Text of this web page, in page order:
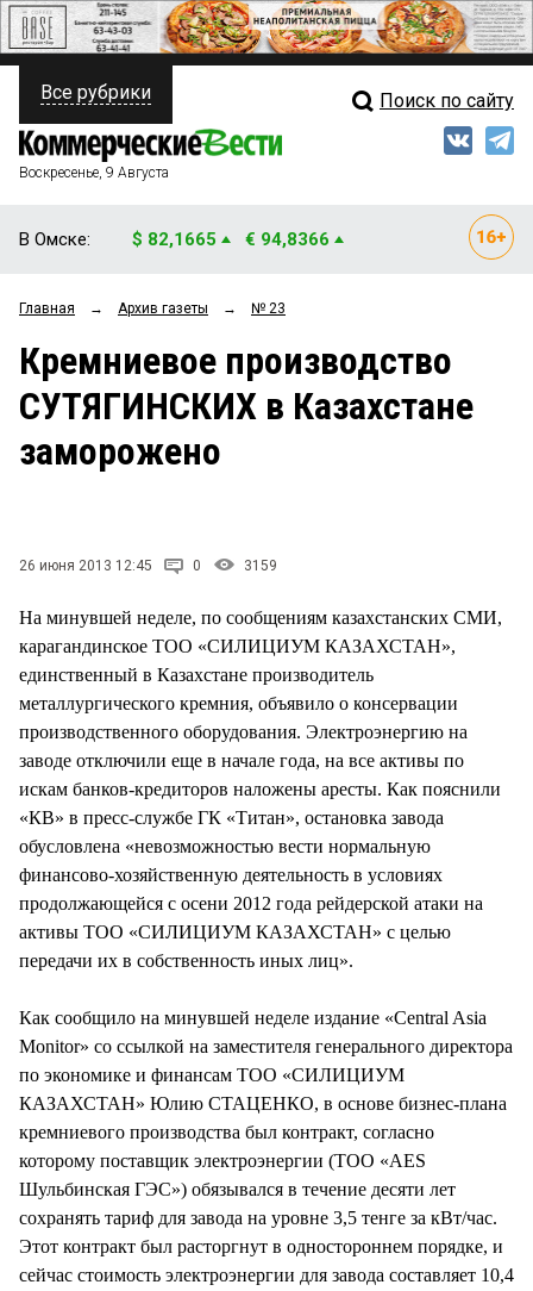
ПОЛИТИКА
ФИНАНСЫ
ОБЩЕСТВО
ЗАКОН
НОВОСТИ КОМПАНИЙ
Свежий выпуск
Рейтинги
Блоги
Все рубрики Поиск по сайту
Воскресенье, 9 Августа
В Омске: $ 82,1665 € 94,8366
Главная → Архив газеты → № 23
Кремниевое производство
СУТЯГИНСКИХ в Казахстане
заморожено
26 июня 2013 12:45 0 3159
На минувшей неделе, по сообщениям казахстанских СМИ,
карагандинское ТОО «СИЛИЦИУМ КАЗАХСТАН»,
единственный в Казахстане производитель
металлургического кремния, объявило о консервации
производственного оборудования. Электроэнергию на
заводе отключили еще в начале года, на все активы по
искам банков-кредиторов наложены аресты. Как пояснили
«КВ» в пресс-службе ГК «Титан», остановка завода
обусловлена «невозможностью вести нормальную
финансово-хозяйственную деятельность в условиях
продолжающейся с осени 2012 года рейдерской атаки на
активы ТОО «СИЛИЦИУМ КАЗАХСТАН» с целью
передачи их в собственность иных лиц».
Как сообщило на минувшей неделе издание «Central Asia
Monitor» со ссылкой на заместителя генерального директора
по экономике и финансам ТОО «СИЛИЦИУМ
КАЗАХСТАН» Юлию СТАЦЕНКО, в основе бизнес-плана
кремниевого производства был контракт, согласно
которому поставщик электроэнергии (ТОО «AES
Шульбинская ГЭС») обязывался в течение десяти лет
сохранять тариф для завода на уровне 3,5 тенге за кВт/час.
Этот контракт был расторгнут в одностороннем порядке, и
сейчас стоимость электроэнергии для завода составляет 10,4